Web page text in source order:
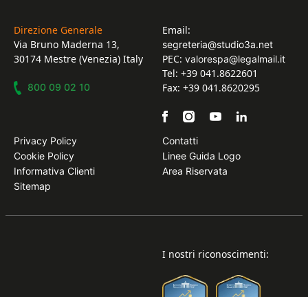
Direzione Generale
Via Bruno Maderna 13,
30174 Mestre (Venezia) Italy
800 09 02 10
Email:
segreteria@studio3a.net
PEC: valorespa@legalmail.it
Tel: +39 041.8622601
Fax: +39 041.8620295
Privacy Policy
Cookie Policy
Informativa Clienti
Sitemap
Contatti
Linee Guida Logo
Area Riservata
I nostri riconoscimenti: